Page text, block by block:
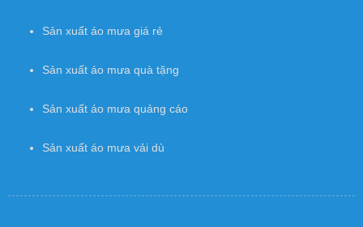
Sản xuất áo mưa giá rẻ
Sản xuất áo mưa quà tặng
Sản xuất áo mưa quảng cáo
Sản xuất áo mưa vải dù